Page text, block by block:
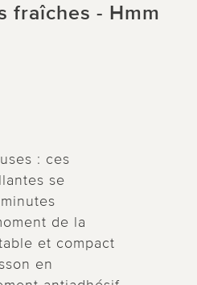
fraîches - Hmm
: ces
se
de la
et compact
en